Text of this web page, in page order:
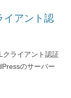
イアント認
クライアント認証
のサーバー